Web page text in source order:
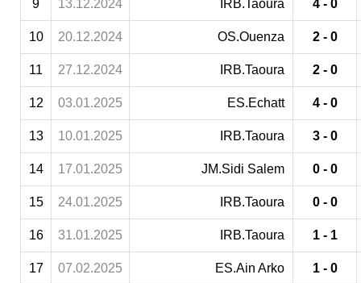
9 13.12.2024 IRB.Taoura 4 - 0
10 20.12.2024 OS.Ouenza 2 - 0
11 27.12.2024 IRB.Taoura 2 - 0
12 03.01.2025 ES.Echatt 4 - 0
13 10.01.2025 IRB.Taoura 3 - 0
14 17.01.2025 JM.Sidi Salem 0 - 0
15 24.01.2025 IRB.Taoura 0 - 0
16 31.01.2025 IRB.Taoura 1 - 1
17 07.02.2025 ES.Ain Arko 1 - 0